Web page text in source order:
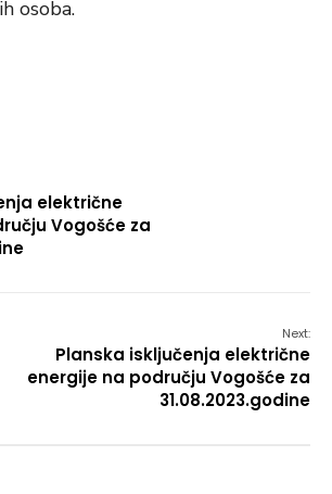
osoba.
električne
Vogošće za
Next:
Planska isključenja električne
energije na području Vogošće za
31.08.2023.godine